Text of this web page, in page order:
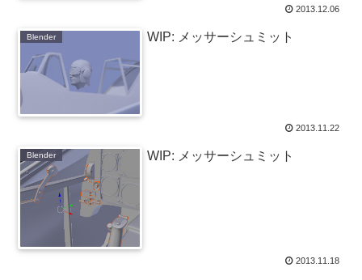
2013.12.06
Blender WIP: メッサーシュミット
2013.11.22
Blender WIP: メッサーシュミット
2013.11.18